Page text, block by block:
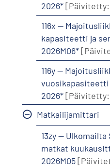
2026*[Päivitetty:
116x --
kapasiteetti ja
2026M06*
116y --
vuosikapasiteetti
2026*[Päivitetty:
Matkailijamittari
13zy --
matkat
2026M05